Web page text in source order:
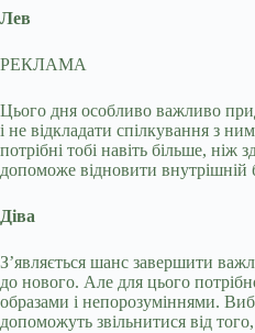
Лев
РЕКЛАМА
Цього дня особливо важливо
і не відкладати спілкування з
потрібні тобі навіть більше, ніж
допоможе відновити внутрішній
Діва
З’являється шанс завершити
до нового. Але для цього
образами і непорозуміннями.
допоможуть звільнитися від